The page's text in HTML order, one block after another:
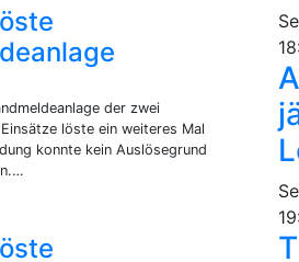
der zwei
löste ein weiteres Mal
konnte kein Auslösegrund